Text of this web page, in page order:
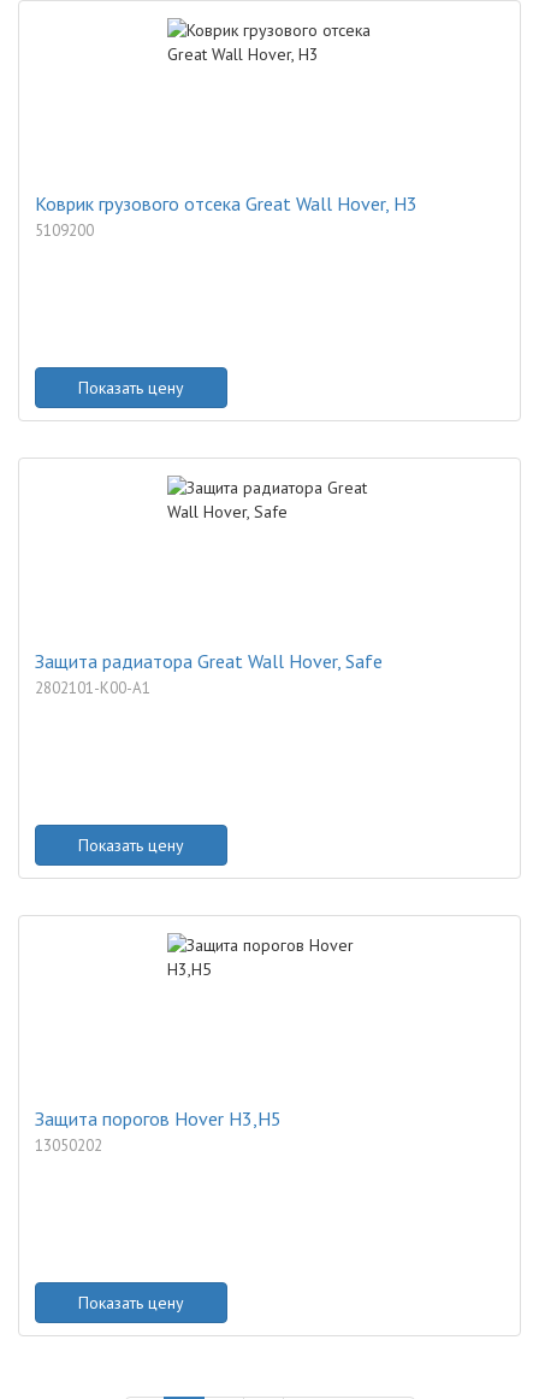
Коврик грузового отсека Great Wall Hover, H3
5109200
Показать цену
Защита радиатора Great Wall Hover, Safe
2802101-K00-A1
Показать цену
Защита порогов Hover H3,H5
13050202
Показать цену